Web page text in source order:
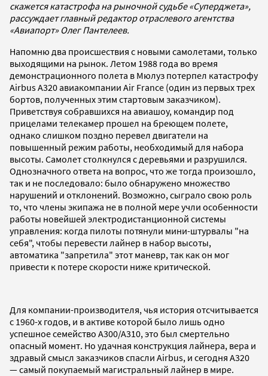
скажется катастрофа на рыночной судьбе «Суперджета»,
рассуждает главный редактор отраслевого агентства
«Авиапорт» Олег Пантелеев.
Напомню два происшествия с новыми самолетами, только
выходящими на рынок. Летом 1988 года во время
демонстрационного полета в Мюлуз потерпел катастрофу
Airbus A320 авиакомпании Air France (один из первых трех
бортов, полученных этим стартовым заказчиком).
Приветствуя собравшихся на авиашоу, командир под
прицелами телекамер прошел на бреющем полете,
однако слишком поздно перевел двигатели на
повышенный режим работы, необходимый для набора
высоты. Самолет столкнулся с деревьями и разрушился.
Однозначного ответа на вопрос, что же тогда произошло,
так и не последовало: было обнаружено множество
нарушений и отклонений. Возможно, сыграло свою роль
то, что члены экипажа не в полной мере учли особенности
работы новейшей электродистанционной системы
управления: когда пилоты потянули мини-штурвалы "на
себя", чтобы перевести лайнер в набор высоты,
автоматика "запретила" этот маневр, так как он мог
привести к потере скорости ниже критической.
Для компании-производителя, чья история отсчитывается
с 1960-х годов, и в активе которой было лишь одно
успешное семейство A300/A310, это был смертельно
опасный момент. Но удачная конструкция лайнера, вера и
здравый смысл заказчиков спасли Airbus, и сегодня A320
— самый покупаемый магистральный лайнер в мире.